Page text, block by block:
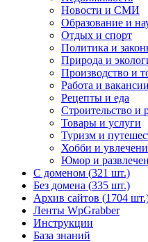
Новости и СМИ
Образование и
Отдых и спорт
Политика и
Природа и
Производство и
Работа и вакансии
Рецепты и еда
Строительство и
Товары и услуги
Туризм и
Хобби и
Юмор и
С доменом (321 шт.)
Без домена (335 шт.)
Архив сайтов (1704
Ленты WpGrabber
Инструкции
База знаний